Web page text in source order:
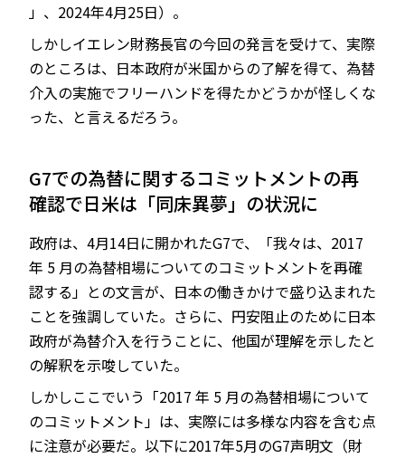
」、2024年4月25日）。
しかしイエレン財務長官の今回の発言を受けて、実際
のところは、日本政府が米国からの了解を得て、為替
介入の実施でフリーハンドを得たかどうかが怪しくな
った、と言えるだろう。
G7での為替に関するコミットメントの再
確認で日米は「同床異夢」の状況に
政府は、4月14日に開かれたG7で、「我々は、2017
年 5 月の為替相場についてのコミットメントを再確
認する」との文言が、日本の働きかけで盛り込まれた
ことを強調していた。さらに、円安阻止のために日本
政府が為替介入を行うことに、他国が理解を示したと
の解釈を示唆していた。
しかしここでいう「2017 年 5 月の為替相場について
のコミットメント」は、実際には多様な内容を含む点
に注意が必要だ。以下に2017年5月のG7声明文（財